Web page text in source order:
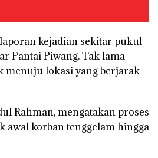
kejadian sekitar pukul
Pantai Piwang. Tak lama
menuju lokasi yang berjarak
Rahman, mengatakan proses
korban tenggelam hingga